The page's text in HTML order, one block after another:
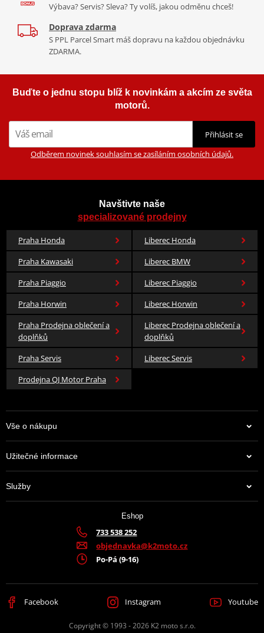
Výbava? Servis? Sleva? Ty volíš, jakou odměnu chceš!
Doprava zdarma
S PPL Parcel Smart máš dopravu na každou objednávku
ZDARMA.
Buďte o jednu stopu blíž k novinkám a akcím ze světa
motorů.
Přihlásit se
Odběrem novinek souhlasím se zasíláním osobních údajů.
Navštivte naše
specializované prodejny
Praha Honda
Liberec Honda
Praha Kawasaki
Liberec BMW
Praha Piaggio
Liberec Piaggio
Praha Horwin
Liberec Horwin
Praha Prodejna oblečení a
doplňků
Liberec Prodejna oblečení a
doplňků
Praha Servis
Liberec Servis
Prodejna QJ Motor Praha
Vše o nákupu
Užitečné informace
Služby
Eshop
733 538 252
objednavka@k2moto.cz
Po-Pá (9-16)
Facebook Instagram Youtube
Copyright © 1993 - 2026 K2 moto s.r.o.